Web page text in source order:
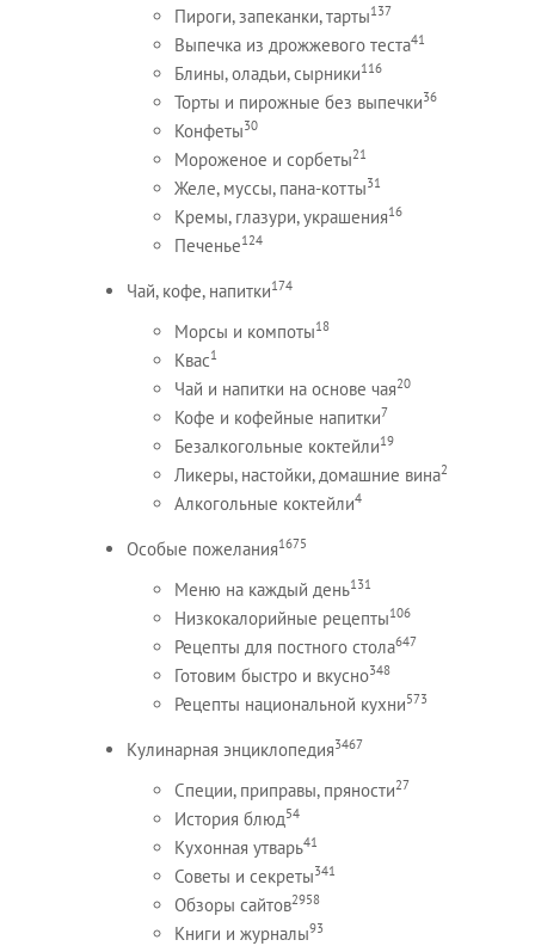
Пироги, запеканки, тарты137
Выпечка из дрожжевого теста41
Блины, оладьи, сырники116
Торты и пирожные без выпечки36
Конфеты30
Мороженое и сорбеты21
Желе, муссы, пана-котты31
Кремы, глазури, украшения16
Печенье124
Чай, кофе, напитки174
Морсы и компоты18
Квас1
Чай и напитки на основе чая20
Кофе и кофейные напитки7
Безалкогольные коктейли19
Ликеры, настойки, домашние вина2
Алкогольные коктейли4
Особые пожелания1675
Меню на каждый день131
Низкокалорийные рецепты106
Рецепты для постного стола647
Готовим быстро и вкусно348
Рецепты национальной кухни573
Кулинарная энциклопедия3467
Специи, приправы, пряности27
История блюд54
Кухонная утварь41
Советы и секреты341
Обзоры сайтов2958
Книги и журналы93